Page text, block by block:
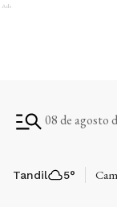
Ads
08 de agosto
Tandil 5°